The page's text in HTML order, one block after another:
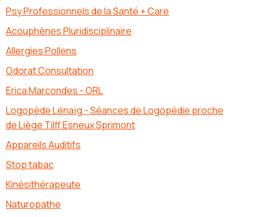
Psy Professionnels de la Santé + Care
Acouphènes Pluridisciplinaire
Allergies Pollens
Odorat Consultation
Erica Marcondes - ORL
Logopède Lénaïg - Séances de Logopédie proche
de Liège Tilff Esneux Sprimont
Appareils Auditifs
Stop tabac
Kinésithérapeute
Naturopathe